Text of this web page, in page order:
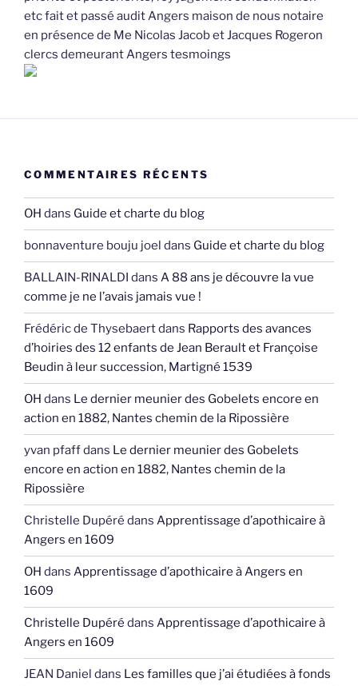
etc fait et passé audit Angers maison de nous notaire
en présence de Me Nicolas Jacob et Jacques Rogeron
clercs demeurant Angers tesmoings
COMMENTAIRES RÉCENTS
OH dans Guide et charte du blog
bonnaventure bouju joel dans Guide et charte du blog
BALLAIN-RINALDI dans A 88 ans je découvre la vue
comme je ne l’avais jamais vue !
Frédéric de Thysebaertdans Rapports des avances
d’hoiries des 12 enfants de Jean Berault et Françoise
Beudin à leur succession, Martigné 1539
OH dans Le dernier meunier des Gobelets encore en
action en 1882, Nantes chemin de la Ripossière
yvan pfaffdans Le dernier meunier des Gobelets
encore en action en 1882, Nantes chemin de la
Ripossière
Christelle Dupéré dans Apprentissage d’apothicaire à
Angers en 1609
OH dans Apprentissage d’apothicaire à Angers en
1609
Christelle Dupéré dans Apprentissage d’apothicaire à
Angers en 1609
JEAN Daniel dans Les familles que j’ai étudiées à fonds